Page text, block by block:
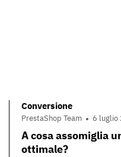
Conversione
PrestaShop Team 6 luglio
A cosa assomiglia
ottimale?